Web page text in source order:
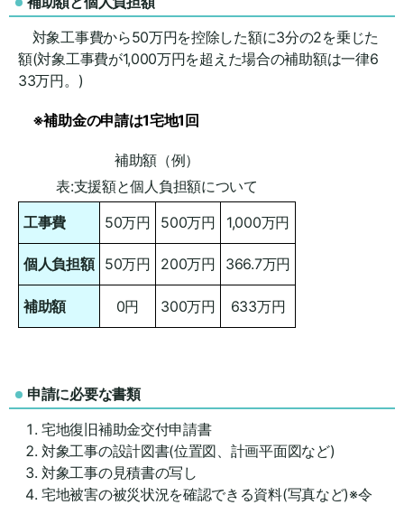
対象工事費から50万円を控除した額に3分の2を乗じた
額(対象工事費が1,000万円を超えた場合の補助額は一律6
33万円。)
※補助金の申請は1宅地1回
補助額（例）
表:支援額と個人負担額について
工事費
50万円 500万円 1,000万円
個人負担額 50万円 200万円 366.7万円
補助額 0円 300万円 633万円
申請に必要な書類
宅地復旧補助金交付申請書
対象工事の設計図書(位置図、計画平面図など)
対象工事の見積書の写し
宅地被害の被災状況を確認できる資料(写真など)※令